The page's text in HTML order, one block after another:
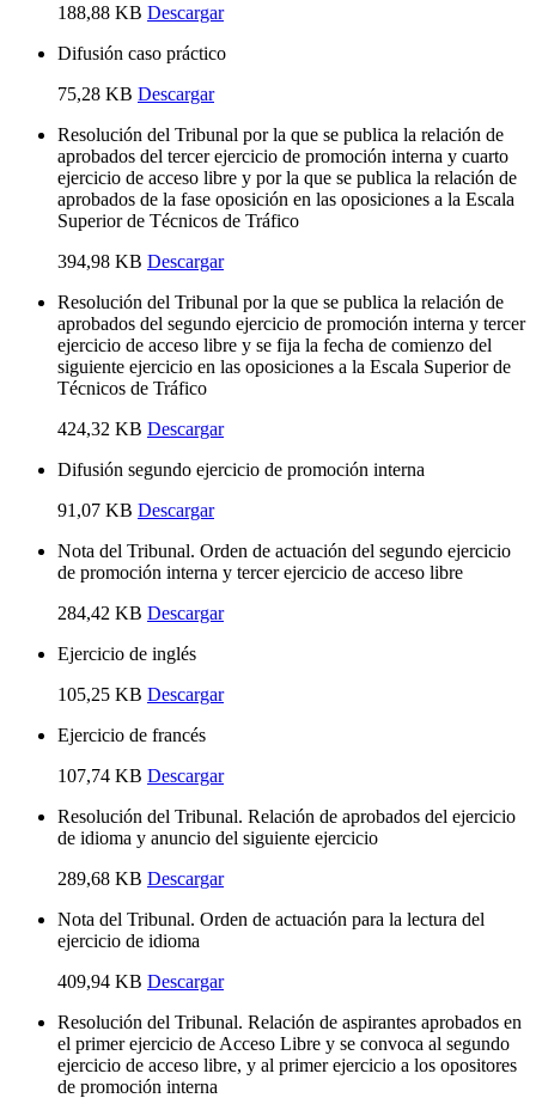
188,88 KB Descargar
Difusión caso práctico
75,28 KB Descargar
Resolución del Tribunal por la que se publica la relación de
aprobados del tercer ejercicio de promoción interna y cuarto
ejercicio de acceso libre y por la que se publica la relación de
aprobados de la fase oposición en las oposiciones a la Escala
Superior de Técnicos de Tráfico
394,98 KB Descargar
Resolución del Tribunal por la que se publica la relación de
aprobados del segundo ejercicio de promoción interna y tercer
ejercicio de acceso libre y se fija la fecha de comienzo del
siguiente ejercicio en las oposiciones a la Escala Superior de
Técnicos de Tráfico
424,32 KB Descargar
Difusión segundo ejercicio de promoción interna
91,07 KB Descargar
Nota del Tribunal. Orden de actuación del segundo ejercicio
de promoción interna y tercer ejercicio de acceso libre
284,42 KB Descargar
Ejercicio de inglés
105,25 KB Descargar
Ejercicio de francés
107,74 KB Descargar
Resolución del Tribunal. Relación de aprobados del ejercicio
de idioma y anuncio del siguiente ejercicio
289,68 KB Descargar
Nota del Tribunal. Orden de actuación para la lectura del
ejercicio de idioma
409,94 KB Descargar
Resolución del Tribunal. Relación de aspirantes aprobados en
el primer ejercicio de Acceso Libre y se convoca al segundo
ejercicio de acceso libre, y al primer ejercicio a los opositores
de promoción interna